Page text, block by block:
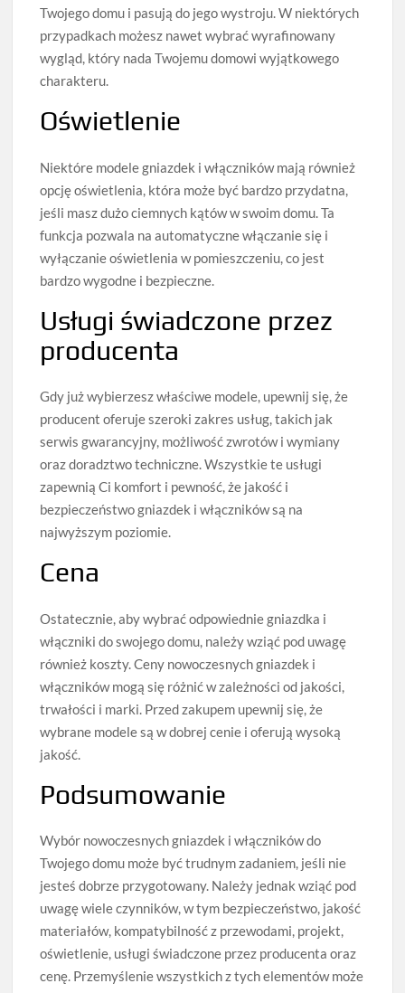
Twojego domu i pasują do jego wystroju. W niektórych
przypadkach możesz nawet wybrać wyrafinowany
wygląd, który nada Twojemu domowi wyjątkowego
charakteru.
Oświetlenie
Niektóre modele gniazdek i włączników mają również
opcję oświetlenia, która może być bardzo przydatna,
jeśli masz dużo ciemnych kątów w swoim domu. Ta
funkcja pozwala na automatyczne włączanie się i
wyłączanie oświetlenia w pomieszczeniu, co jest
bardzo wygodne i bezpieczne.
Usługi świadczone przez
producenta
Gdy już wybierzesz właściwe modele, upewnij się, że
producent oferuje szeroki zakres usług, takich jak
serwis gwarancyjny, możliwość zwrotów i wymiany
oraz doradztwo techniczne. Wszystkie te usługi
zapewnią Ci komfort i pewność, że jakość i
bezpieczeństwo gniazdek i włączników są na
najwyższym poziomie.
Cena
Ostatecznie, aby wybrać odpowiednie gniazdka i
włączniki do swojego domu, należy wziąć pod uwagę
również koszty. Ceny nowoczesnych gniazdek i
włączników mogą się różnić w zależności od jakości,
trwałości i marki. Przed zakupem upewnij się, że
wybrane modele są w dobrej cenie i oferują wysoką
jakość.
Podsumowanie
Wybór nowoczesnych gniazdek i włączników do
Twojego domu może być trudnym zadaniem, jeśli nie
jesteś dobrze przygotowany. Należy jednak wziąć pod
uwagę wiele czynników, w tym bezpieczeństwo, jakość
materiałów, kompatybilność z przewodami, projekt,
oświetlenie, usługi świadczone przez producenta oraz
cenę. Przemyślenie wszystkich z tych elementów może